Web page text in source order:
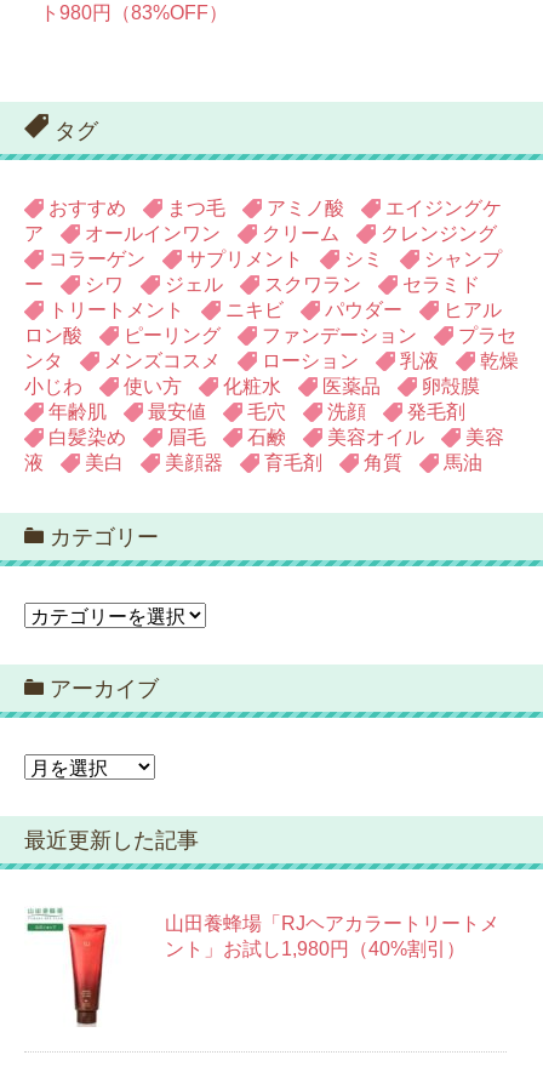
ト980円（83%OFF）
タグ
おすすめ まつ毛 アミノ酸
エイジングケ
ア
オールインワン クリーム
クレンジング
コラーゲン
サプリメント シミ
シャンプ
ー
シワ ジェル スクワラン
セラミド
トリートメント
ニキビ パウダー
ヒアル
ロン酸
ピーリング ファンデーション
プラセ
ンタ
メンズコスメ ローション 乳液
乾燥
小じわ
使い方 化粧水 医薬品
卵殻膜
年齢肌
最安値 毛穴 洗顔
発毛剤
白髪染め
眉毛 石鹸 美容オイル
美容
液
美白 美顔器 育毛剤 角質 馬油
カテゴリー
カ
ゴ
リ
ー
アーカイブ
ア
カ
イ
ブ
最近更新した記事
山田養蜂場「RJヘアカラートリートメ
ント」お試し1,980円（40%割引）